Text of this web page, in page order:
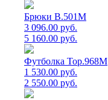
Брюки B.501M
3 096.00 руб.
5 160.00 руб.
Футболка Top.968M
1 530.00 руб.
2 550.00 руб.